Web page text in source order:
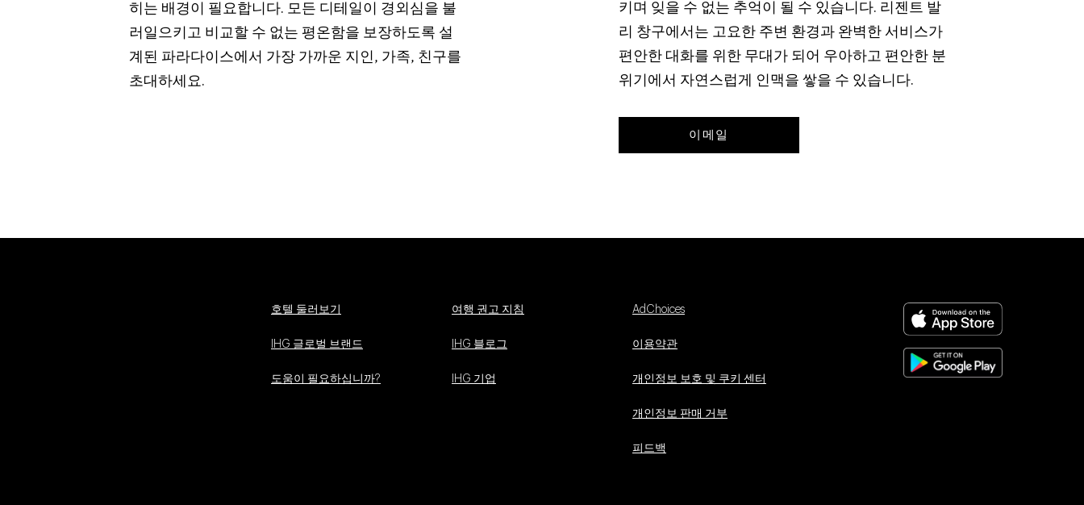
히는 배경이 필요합니다. 모든 디테일이 경외심을 불
러일으키고 비교할 수 없는 평온함을 보장하도록 설
계된 파라다이스에서 가장 가까운 지인, 가족, 친구를
초대하세요.
키며 잊을 수 없는 추억이 될 수 있습니다. 리젠트 발
리 창구에서는 고요한 주변 환경과 완벽한 서비스가
편안한 대화를 위한 무대가 되어 우아하고 편안한 분
위기에서 자연스럽게 인맥을 쌓을 수 있습니다.
이메일
호텔 둘러보기
IHG 글로벌 브랜드
도움이 필요하십니까?
여행 권고 지침
IHG 블로그
IHG 기업
AdChoices
이용약관
개인정보 보호 및 쿠키 센터
개인정보 판매 거부
피드백